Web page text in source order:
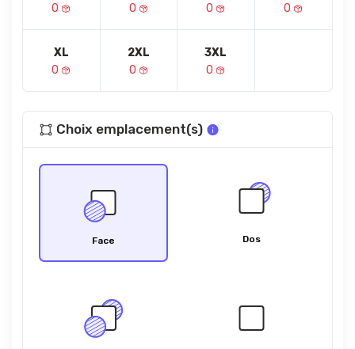
0
0
0
0
XL
0
2XL
0
3XL
0
Choix emplacement(s)
Face Dos